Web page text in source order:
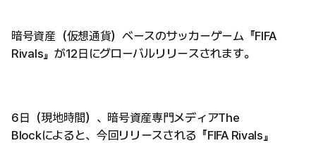
暗号資産（仮想通貨）ベースのサッカーゲーム『FIFA
Rivals』が12日にグローバルリリースされます。
6日（現地時間）、暗号資産専門メディアThe
Blockによると、今回リリースされる『FIFA Rivals』